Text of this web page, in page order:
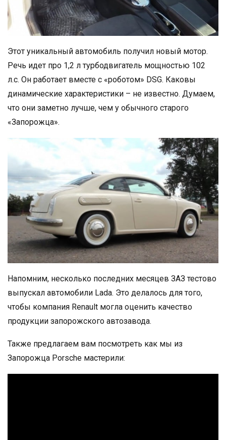
Этот уникальный автомобиль получил новый мотор.
Речь идет про 1,2 л турбодвигатель мощностью 102
л.с. Он работает вместе с «роботом» DSG. Каковы
динамические характеристики – не известно. Думаем,
что они заметно лучше, чем у обычного старого
«Запорожца».
Напомним, несколько последних месяцев ЗАЗ тестово
выпускал автомобили Lada. Это делалось для того,
чтобы компания Renault могла оценить качество
продукции запорожского автозавода.
Также предлагаем вам посмотреть как мы из
Запорожца Porsche мастерили: